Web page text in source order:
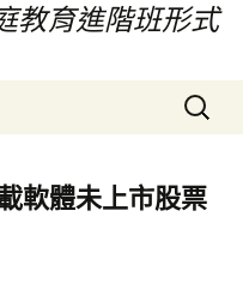
教育進階班形式
搜
尋
鍵
字:
軟體未上市股票